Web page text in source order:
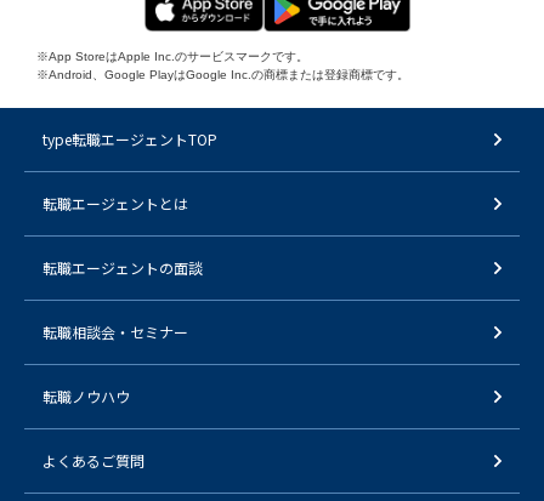
※App StoreはApple Inc.のサービスマークです。
※Android、Google PlayはGoogle Inc.の商標または登録商標です。
type転職エージェントTOP
転職エージェントとは
転職エージェントの面談
転職相談会・セミナー
転職ノウハウ
よくあるご質問